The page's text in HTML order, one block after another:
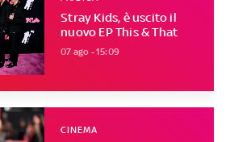
Stray Kids, è uscito il
nuovo EP This & That
07 ago - 15:09
CINEMA